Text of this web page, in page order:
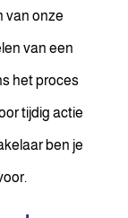
van onze
van een
het proces
tijdig actie
ben je